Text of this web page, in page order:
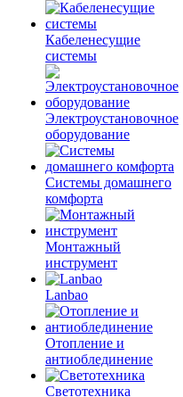
Кабеленесущие
системы
Электроустановочное
оборудование
Системы домашнего
комфорта
Монтажный
инструмент
Lanbao
Отопление и
антиоблединение
Светотехника